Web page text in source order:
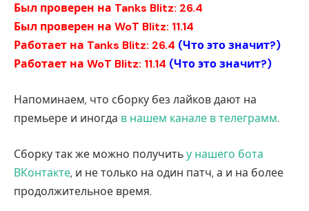
Был проверен на Tanks Blitz: 26.4
Был проверен на WoT Blitz: 11.14
Работает на Tanks Blitz: 26.4 (Что это значит?)
Работает на WoT Blitz: 11.14 (Что это значит?)
Напоминаем, что сборку без лайков дают на
премьере и иногда в нашем канале в телеграмм.
Сборку так же можно получитьу нашего бота
ВКонтакте, и не только на один патч, а и на более
продолжительное время.